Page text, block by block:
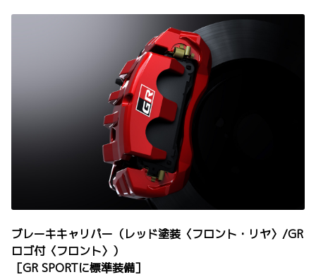
ブレーキキャリパー（レッド塗装〈フロント・リヤ〉/GR
ロゴ付〈フロント〉）
［GR SPORTに標準装備］